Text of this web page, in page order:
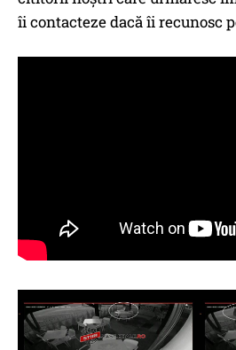
îi contacteze dacă îi recunosc